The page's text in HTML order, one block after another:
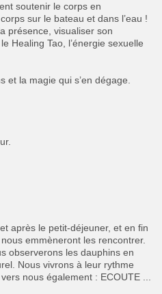
soutenir le corps en
sur le bateau et dans l’eau !
présence, visualiser son
Healing Tao, l’énergie sexuelle
la magie qui s’en dégage.
après le petit-déjeuner, et en fin
emmèneront les rencontrer.
observerons les dauphins en
Nous vivrons à leur rythme
nous également : ECOUTE ...